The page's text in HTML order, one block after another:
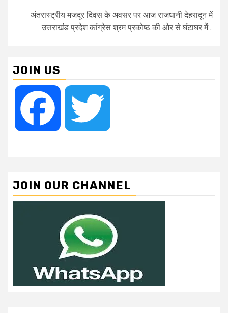
अंतरास्ट्रीय मजदूर दिवस के अवसर पर आज राजधानी देहरादून में
उत्तराखंड प्रदेश कांग्रेस श्रम प्रकोष्ठ की ओर से घंटाघर में...
JOIN US
Facebook
JOIN OUR CHANNEL